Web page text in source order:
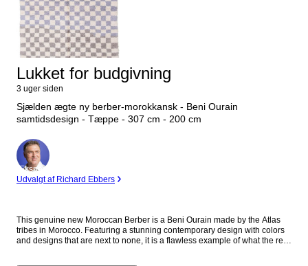
Lukket for budgivning
3 uger siden
Sjælden ægte ny berber-morokkansk - Beni Ourain
samtidsdesign - Tæppe - 307 cm - 200 cm
Ekspert
Udvalgt af Richard Ebbers
This genuine new Moroccan Berber is a Beni Ourain made by the Atlas
tribes in Morocco. Featuring a stunning contemporary design with colors
and designs that are next to none, it is a flawless example of what the real